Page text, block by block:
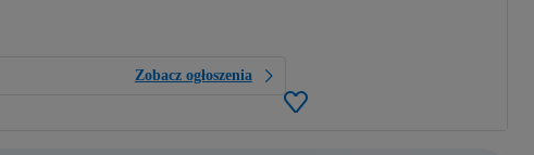
Zobacz ogłoszenia